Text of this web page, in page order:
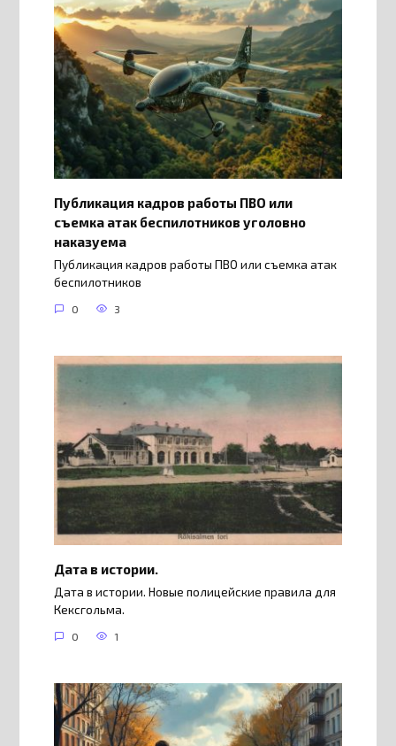
Публикация кадров работы ПВО или
съемка атак беспилотников уголовно
наказуема
Публикация кадров работы ПВО или съемка атак
беспилотников
0 3
Дата в истории.
Дата в истории. Новые полицейские правила для
Кексгольма.
0 1